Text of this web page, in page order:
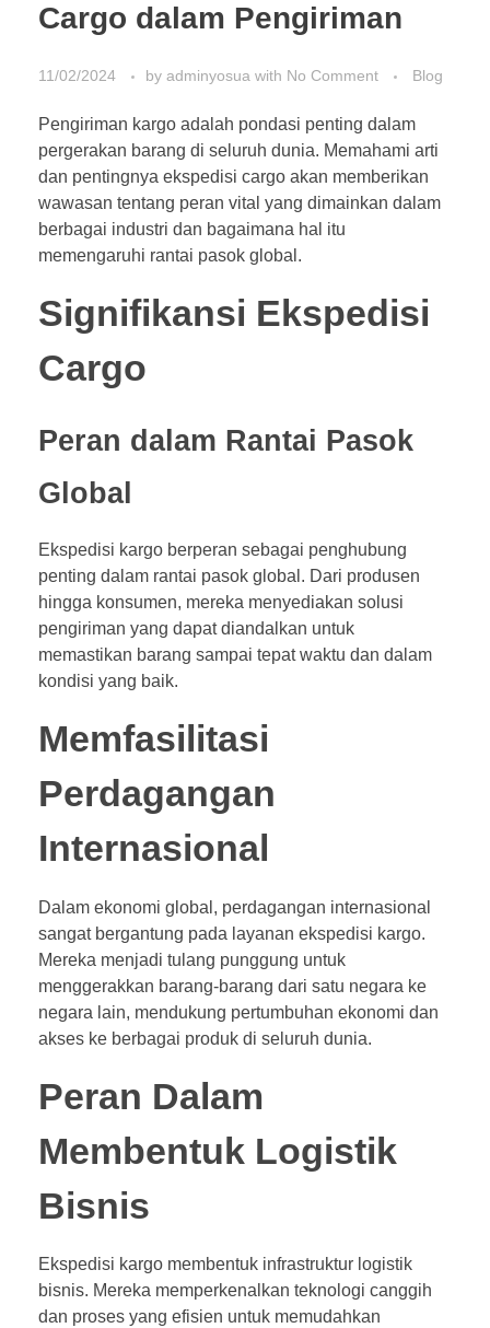
Cargo dalam Pengiriman
11/02/2024 by adminyosua with No Comment Blog
Pengiriman kargo adalah pondasi penting dalam
pergerakan barang di seluruh dunia. Memahami arti
dan pentingnya ekspedisi cargo akan memberikan
wawasan tentang peran vital yang dimainkan dalam
berbagai industri dan bagaimana hal itu
memengaruhi rantai pasok global.
Signifikansi Ekspedisi
Cargo
Peran dalam Rantai Pasok
Global
Ekspedisi kargo berperan sebagai penghubung
penting dalam rantai pasok global. Dari produsen
hingga konsumen, mereka menyediakan solusi
pengiriman yang dapat diandalkan untuk
memastikan barang sampai tepat waktu dan dalam
kondisi yang baik.
Memfasilitasi
Perdagangan
Internasional
Dalam ekonomi global, perdagangan internasional
sangat bergantung pada layanan ekspedisi kargo.
Mereka menjadi tulang punggung untuk
menggerakkan barang-barang dari satu negara ke
negara lain, mendukung pertumbuhan ekonomi dan
akses ke berbagai produk di seluruh dunia.
Peran Dalam
Membentuk Logistik
Bisnis
Ekspedisi kargo membentuk infrastruktur logistik
bisnis. Mereka memperkenalkan teknologi canggih
dan proses yang efisien untuk memudahkan